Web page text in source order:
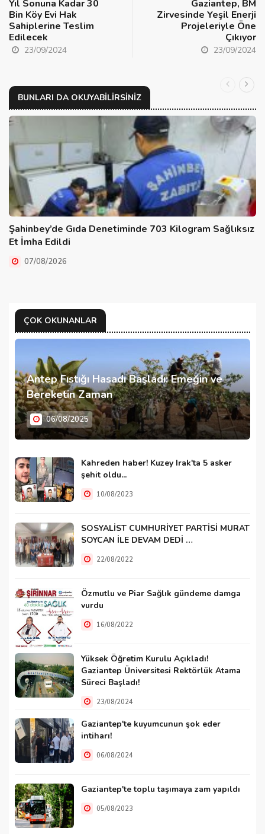
Yıl Sonuna Kadar 30
Bin Köy Evi Hak
Sahiplerine Teslim
Edilecek
23/09/2024
Gaziantep, BM
Zirvesinde Yeşil Enerji
Projeleriyle Öne
Çıkıyor
23/09/2024
BUNLARI DA OKUYABILIRSINIZ
Şahinbey’de Gıda Denetiminde 703 Kilogram Sağlıksız
Et İmha Edildi
07/08/2026
ÇOK OKUNANLAR
Antep Fıstığı Hasadı Başladı: Emeğin ve
Bereketin Zaman
06/08/2025
Kahreden haber! Kuzey Irak'ta 5 asker
şehit oldu...
10/08/2023
SOSYALİST CUMHURİYET PARTİSİ MURAT
SOYCAN İLE DEVAM DEDİ …
22/08/2022
Özmutlu ve Piar Sağlık gündeme damga
vurdu
16/08/2022
Yüksek Öğretim Kurulu Açıkladı!
Gaziantep Üniversitesi Rektörlük Atama
Süreci Başladı!
23/08/2024
Gaziantep'te kuyumcunun şok eder
intiharı!
06/08/2024
Gaziantep'te toplu taşımaya zam yapıldı
05/08/2023